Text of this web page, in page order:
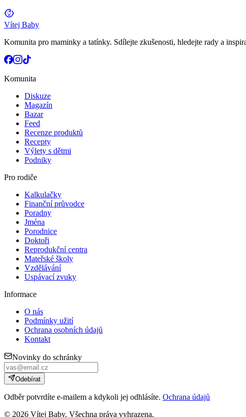
Vítej Baby
Komunita pro maminky a tatínky. Sdílejte zkušenosti, hledejte rady a
Komunita
Diskuze
Magazín
Bazar
Feed
Recenze produktů
Recepty
Výlety s dětmi
Podniky
Pro rodiče
Kalkulačky
Finanční průvodce
Poradny
Jména
Porodnice
Doktoři
Reprodukční centra
Mateřské školy
Vzdělávání
Uspávací zvuky
Informace
O nás
Podmínky užití
Ochrana osobních údajů
Kontakt
Novinky do schránky
Odebírat
Odběr potvrdíte e-mailem a kdykoli jej odhlásíte. Ochrana údajů
© 2026 Vítej Baby. Všechna práva vyhrazena.